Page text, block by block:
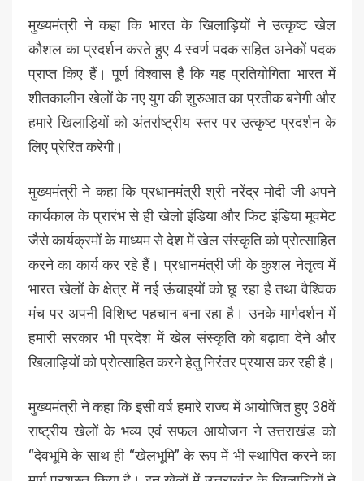
मुख्यमंत्री ने कहा कि भारत के खिलाड़ियों ने उत्कृष्ट खेल
कौशल का प्रदर्शन करते हुए 4 स्वर्ण पदक सहित अनेकों पदक
प्राप्त किए हैं। पूर्ण विश्वास है कि यह प्रतियोगिता भारत में
शीतकालीन खेलों के नए युग की शुरुआत का प्रतीक बनेगी और
हमारे खिलाड़ियों को अंतर्राष्ट्रीय स्तर पर उत्कृष्ट प्रदर्शन के
लिए प्रेरित करेगी।
मुख्यमंत्री ने कहा कि प्रधानमंत्री श्री नरेंद्र मोदी जी अपने
कार्यकाल के प्रारंभ से ही खेलो इंडिया और फिट इंडिया मूवमेट
जैसे कार्यक्रमों के माध्यम से देश में खेल संस्कृति को प्रोत्साहित
करने का कार्य कर रहे हैं। प्रधानमंत्री जी के कुशल नेतृत्व में
भारत खेलों के क्षेत्र में नई ऊंचाइयों को छू रहा है तथा वैश्विक
मंच पर अपनी विशिष्ट पहचान बना रहा है। उनके मार्गदर्शन में
हमारी सरकार भी प्रदेश में खेल संस्कृति को बढ़ावा देने और
खिलाड़ियों को प्रोत्साहित करने हेतु निरंतर प्रयास कर रही है।
मुख्यमंत्री ने कहा कि इसी वर्ष हमारे राज्य में आयोजित हुए 38वें
राष्ट्रीय खेलों के भव्य एवं सफल आयोजन ने उत्तराखंड को
“देवभूमि के साथ ही “खेलभूमि” के रूप में भी स्थापित करने का